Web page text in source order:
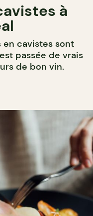
à
en cavistes sont
passée de vrais
de bon vin.